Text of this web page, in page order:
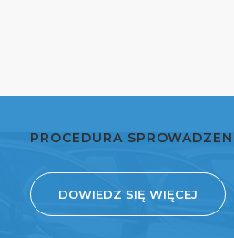
PROCEDURA
DOWIEDZ SIĘ WIĘCEJ